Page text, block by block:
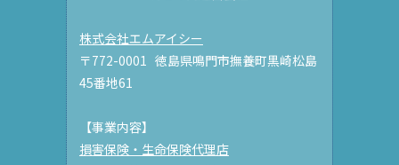
株式会社エムアイシー
〒772-0001 徳島県鳴門市撫養町黒崎松島
45番地61
【事業内容】
損害保険・生命保険代理店